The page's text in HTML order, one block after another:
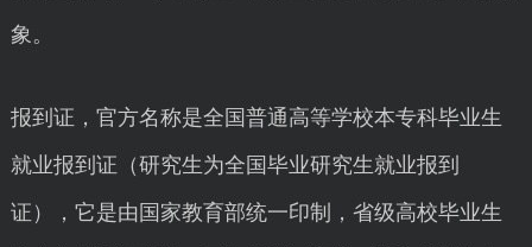
象。
报到证，官方名称是全国普通高等学校本专科毕业生
就业报到证（研究生为全国毕业研究生就业报到
证），它是由国家教育部统一印制，省级高校毕业生